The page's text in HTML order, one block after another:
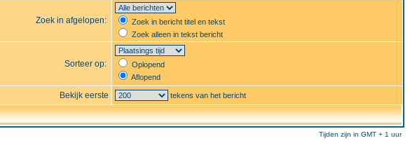
Zoek in afgelopen:
Zoek in bericht titel en tekst
Zoek alleen in tekst bericht
Sorteer op:
Oplopend
Aflopend
Bekijk eerste tekens van het bericht
Tijden zijn in GMT + 1 uur